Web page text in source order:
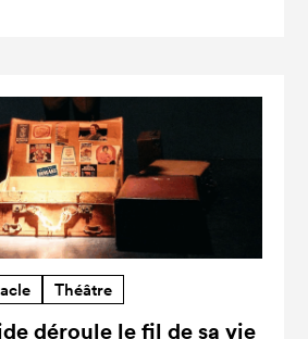
Théâtre
déroule le fil de sa vie